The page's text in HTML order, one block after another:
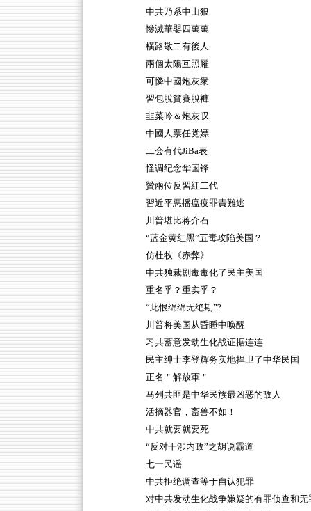
中共乃系中山狼
慘滅華嬰四萬萬
橫路敬二有後人
兩個太陽互照耀
可憐中國炮灰衆
習包脫貧賽脫褲
韭菜吟＆炮灰叹
中國人票任党嫖
二会有代JiBa表
怪调纪念华国锋
贊兩位反習紅二代
習近平悪播瘟疫罪責難逃
川普堪比蒋介石
“蓝金黄红黑”五毒攻陷美国？
仿杜牧《赤弊》
中共独裁剧毒毒化了民主美国
重名乎？重实乎？
“此恨绵绵无绝期”?
川普将美国从昏睡中唤醒
习共蓄意发动生化战证据连连
民主绅士李登辉务实地捍卫了中华民国
正名＂解放軍＂
马列共匪是中华民族最凶恶的敌人
活摘器官，畜兽不如！
中共就要就要死
“反对干涉内政”之胡说霸道
七一民谣
中共拒绝调查等于自认犯罪
对中共发动生化战争嫌疑的有罪侦查和无